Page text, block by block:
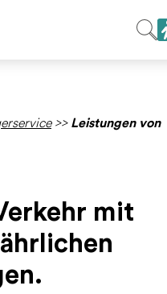
>> Leistungen von
mit